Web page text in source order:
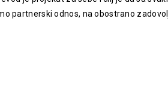
partnerski odnos, na obostrano